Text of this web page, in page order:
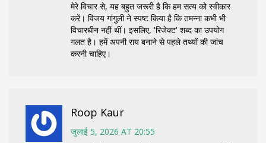
मेरे विचार से, यह बहुत जरूरी है कि हम सत्य को स्वीकार
करें। विजय गांगुली ने स्पष्ट किया है कि तमन्ना कभी भी
विचारधीन नहीं थीं। इसलिए, 'रिजेक्ट' शब्द का उपयोग
गलत है। हमें अपनी राय बनाने से पहले तथ्यों की जांच
करनी चाहिए।
Roop Kaur
जुलाई 5, 2026 AT 20:55